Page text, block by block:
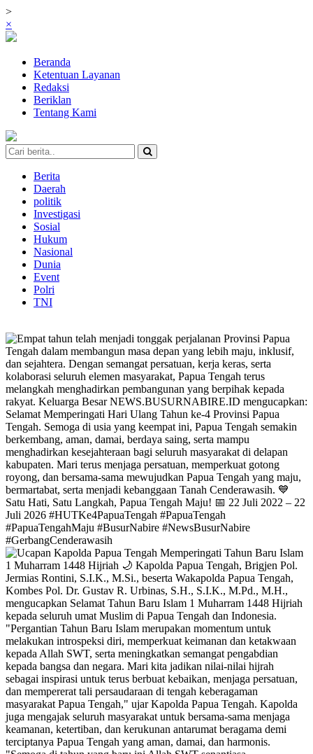
>
×
Beranda
Ketentuan Layanan
Redaksi
Beriklan
Tentang Kami
Berita
Daerah
politik
Investigasi
Sosial
Hukum
Nasional
Dunia
Event
Polri
TNI